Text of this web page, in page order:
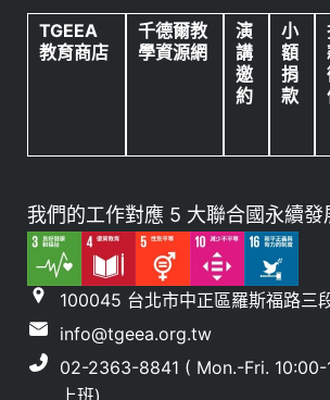
TGEEA
教育商店
千德爾教
學資源網
演
講
邀
約
小
額
捐
款
我們的工作對應 5 大聯合國永續發
100045 台北市中正區羅斯福路三
info@tgeea.org.tw
02-2363-8841 ( Mon.-Fri. 10:00-
上班)